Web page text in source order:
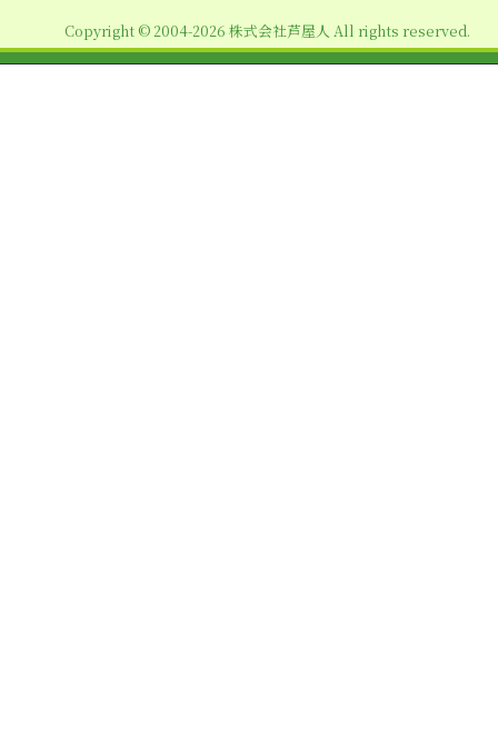
ン
Copyright © 2004-2026 株式会社芦屋人 All rights reserved.